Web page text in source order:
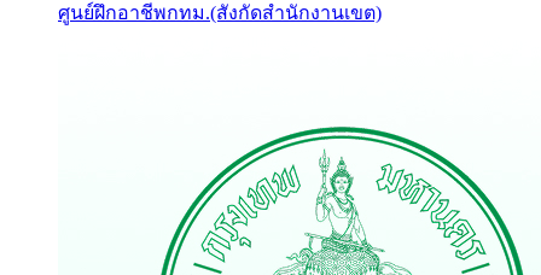
ศูนย์ฝึกอาชีพกทม.(สังกัดสำนักงานเขต)